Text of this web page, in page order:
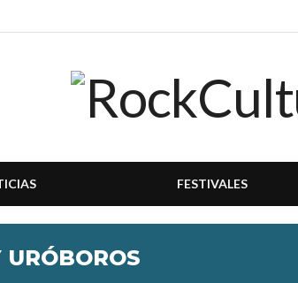
FESTIVALES